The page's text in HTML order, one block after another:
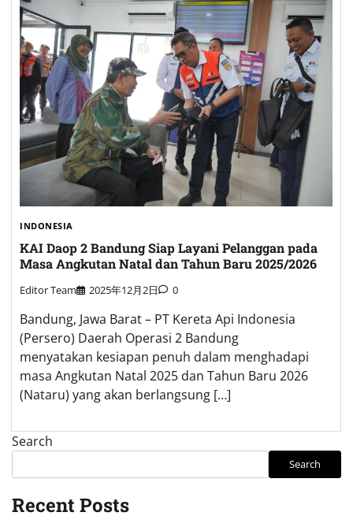
INDONESIA
KAI Daop 2 Bandung Siap Layani Pelanggan pada
Masa Angkutan Natal dan Tahun Baru 2025/2026
Editor Team 2025年12月2日 0
Bandung, Jawa Barat – PT Kereta Api Indonesia
(Persero) Daerah Operasi 2 Bandung
menyatakan kesiapan penuh dalam menghadapi
masa Angkutan Natal 2025 dan Tahun Baru 2026
(Nataru) yang akan berlangsung […]
Search
Search
Recent Posts